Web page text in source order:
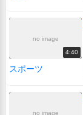
no image
4:40
スポーツ
no image